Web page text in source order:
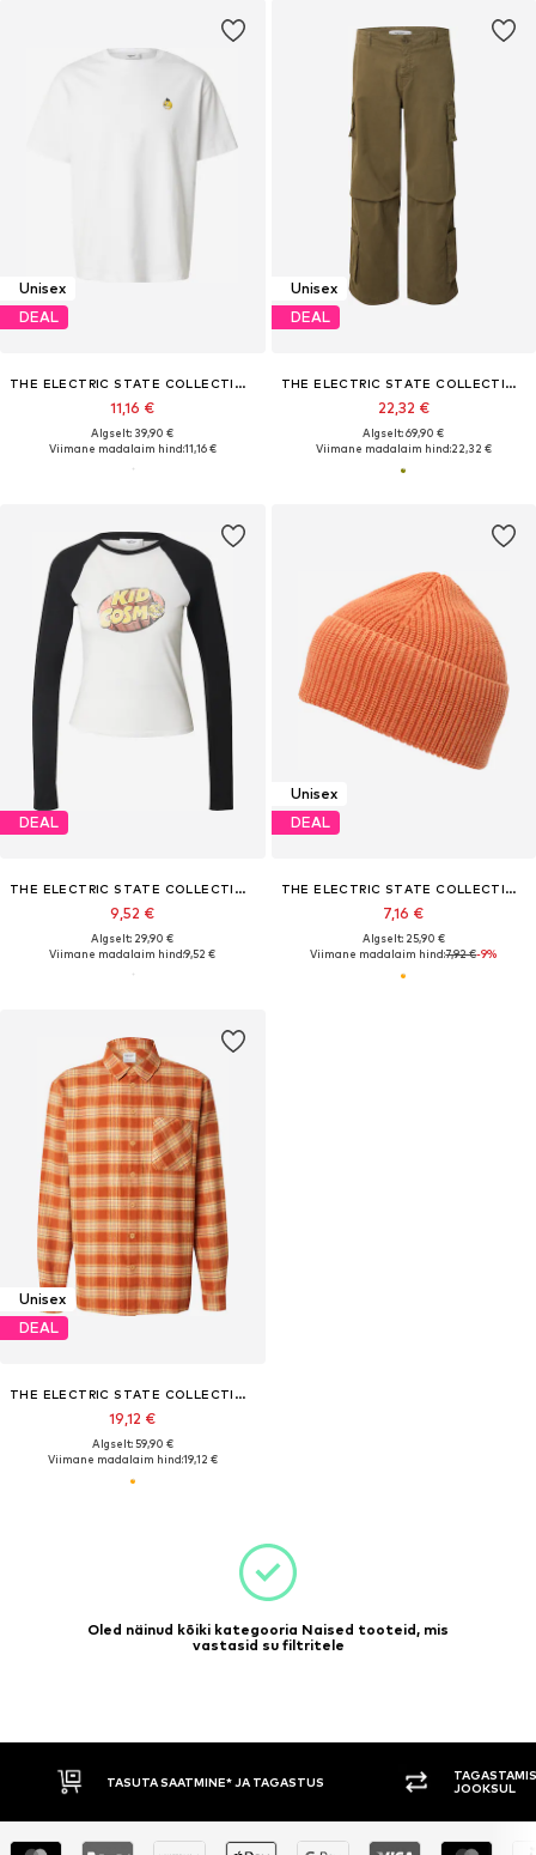
Unisex
DEAL
THE ELECTRIC STATE COLLECTION
11,16 €
Algselt: 39,90 €
Viimane madalaim hind:11,16 €
Unisex
DEAL
THE ELECTRIC STATE COLLECTION
22,32 €
Algselt: 69,90 €
Viimane madalaim hind:22,32 €
DEAL
THE ELECTRIC STATE COLLECTION
9,52 €
Algselt: 29,90 €
Viimane madalaim hind:9,52 €
Unisex
DEAL
THE ELECTRIC STATE COLLECTION
7,16 €
Algselt: 25,90 €
Viimane madalaim hind:7,92 €-9%
Unisex
DEAL
THE ELECTRIC STATE COLLECTION
19,12 €
Algselt: 59,90 €
Viimane madalaim hind:19,12 €
Oled näinud kõiki kategooria Naised tooteid, mis
vastasid su filtritele
TASUTA SAATMINE* JA TAGASTUS
JOOKSUL